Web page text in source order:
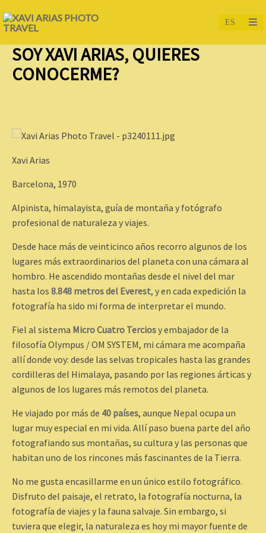
SOY XAVI ARIAS, QUIERES
CONOCERME?
Xavi Arias
Barcelona, 1970
Alpinista, himalayista, guía de montaña y fotógrafo
profesional de naturaleza y viajes.
Desde hace más de veinticinco años recorro algunos de los
lugares más extraordinarios del planeta con una cámara al
hombro. He ascendido montañas desde el nivel del mar
hasta los 8.848 metros del Everest, y en cada expedición la
fotografía ha sido mi forma de interpretar el mundo.
Fiel al sistema Micro Cuatro Terciosy embajador de la
filosofía Olympus / OM SYSTEM, mi cámara me acompaña
allí donde voy: desde las selvas tropicales hasta las grandes
cordilleras del Himalaya, pasando por las regiones árticas y
algunos de los lugares más remotos del planeta.
He viajado por más de 40 países, aunque Nepal ocupa un
lugar muy especial en mi vida. Allí paso buena parte del año
fotografiando sus montañas, su cultura y las personas que
habitan uno de los rincones más fascinantes de la Tierra.
No me gusta encasillarme en un único estilo fotográfico.
Disfruto del paisaje, el retrato, la fotografía nocturna, la
fotografía de viajes y la fauna salvaje. Sin embargo, si
tuviera que elegir, la naturaleza es hoy mi mayor fuente de